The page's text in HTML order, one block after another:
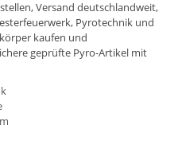
Versand deutschlandweit,
, Pyrotechnik und
kaufen und
geprüfte Pyro-Artikel mit